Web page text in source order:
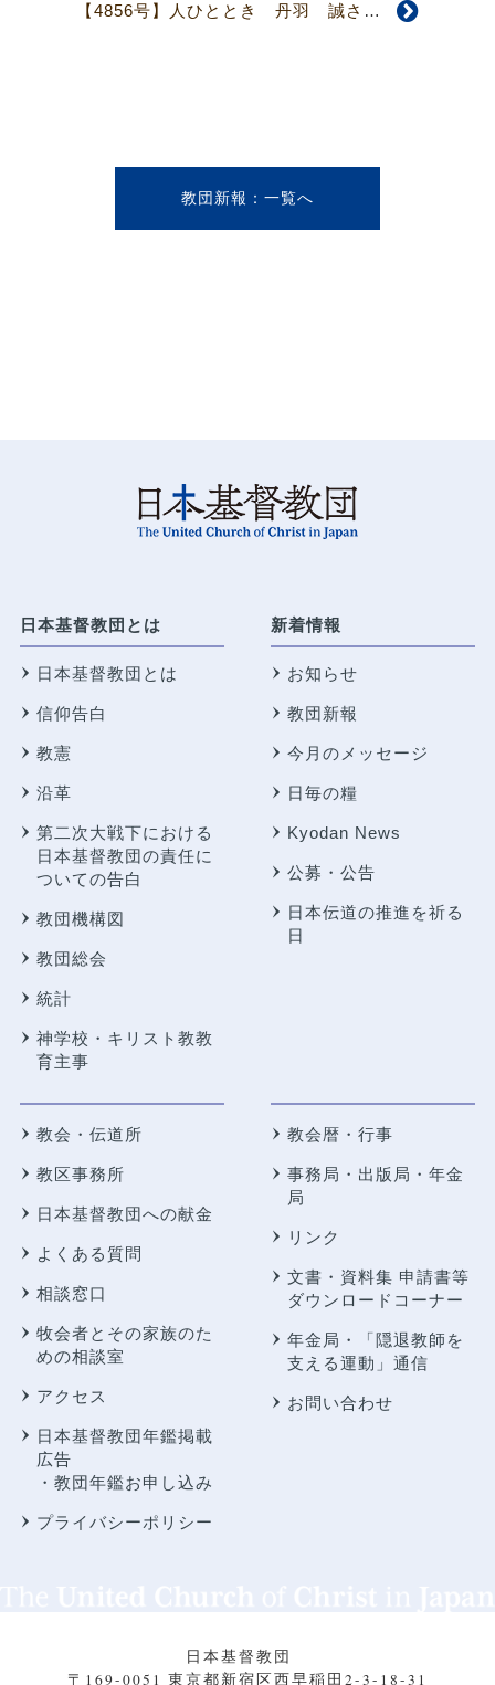
【4856号】人ひととき 丹羽 誠さん 窮地に陥ったときの支え
教団新報
日本基督教団とは
日本基督教団とは
信仰告白
教憲
沿革
第二次大戦下における
日本基督教団の責任に
ついての告白
教団機構図
教団総会
統計
神学校・キリスト教教
育主事
新着情報
お知らせ
教団新報
今月のメッセージ
日毎の糧
Kyodan News
公募・公告
日本伝道の推進を祈る
日
教会・伝道所
教区事務所
日本基督教団への献金
よくある質問
相談窓口
牧会者とその家族のた
めの相談室
アクセス
日本基督教団年鑑掲載
広告
・教団年鑑お申し込み
プライバシーポリシー
教会暦・行事
事務局・出版局・年金
局
リンク
文書・資料集 申請書等
ダウンロードコーナー
年金局・
「隠退教師を
支える運動」通信
お問い合わせ
日本基督教団
〒169-0051 東京都新宿区西早稲田2-3-18-31